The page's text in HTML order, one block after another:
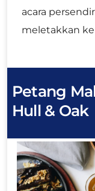
acara
meletakkan
Petang
Hull & Oak